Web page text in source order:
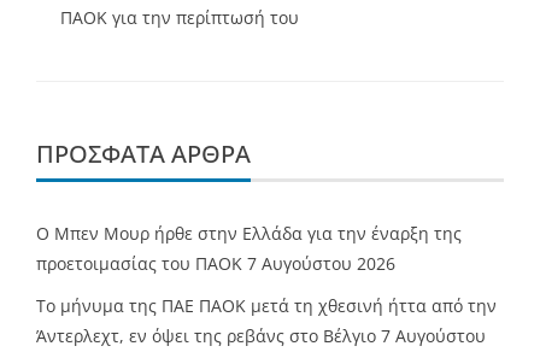
ΠΑΟΚ για την περίπτωσή του
ΠΡΌΣΦΑΤΑ ΆΡΘΡΑ
O Mπεν Μουρ ήρθε στην Ελλάδα για την έναρξη της
προετοιμασίας του ΠΑΟΚ 7 Αυγούστου 2026
Το μήνυμα της ΠΑΕ ΠΑΟΚ μετά τη χθεσινή ήττα από την
Άντερλεχτ, εν όψει της ρεβάνς στο Βέλγιο 7 Αυγούστου